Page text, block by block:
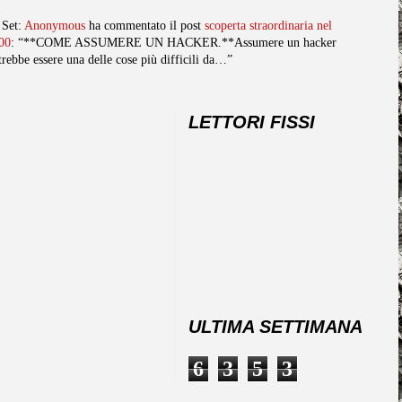
Anonymous ha commentato il post scoperta straordinaria nel
: “**COME ASSUMERE UN HACKER.**Assumere un hacker
essere una delle cose più difficili da…”
LETTORI FISSI
ULTIMA SETTIMANA
6 3 5 3